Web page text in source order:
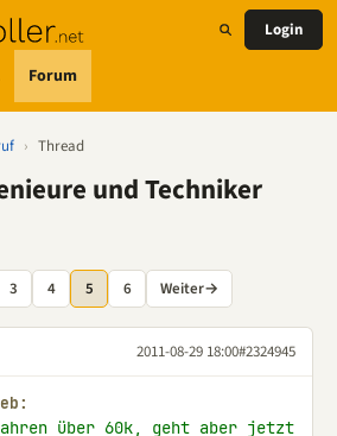
Forum
Login
› Thread
und Techniker
3 4 5 6 Weiter→
2011-08-29 18:00#2324945
über 60k, geht aber jetzt